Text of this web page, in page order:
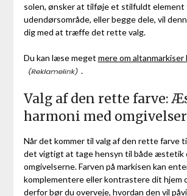
solen, ønsker at tilføje et stilfuldt element
udendørsområde, eller begge dele, vil
dig med at træffe det rette valg.
Du kan læse meget mere om altanmarkiser
.
Valg af den rette farve:
harmoni med
Når det kommer til valg af den rette farve
det vigtigt at tage hensyn til både æstetik
omgivelserne. Farven på markisen kan
komplementere eller kontrastere dit hjem
derfor bør du overveje, hvordan den vil